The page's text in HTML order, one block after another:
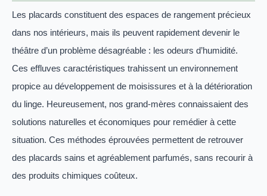
Les placards constituent des espaces de rangement précieux
dans nos intérieurs, mais ils peuvent rapidement devenir le
théâtre d’un problème désagréable : les odeurs d’humidité.
Ces effluves caractéristiques trahissent un environnement
propice au développement de moisissures et à la détérioration
du linge. Heureusement, nos grand-mères connaissaient des
solutions naturelles et économiques pour remédier à cette
situation. Ces méthodes éprouvées permettent de retrouver
des placards sains et agréablement parfumés, sans recourir à
des produits chimiques coûteux.